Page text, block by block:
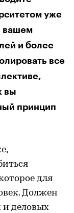
уже
вашем
и более
все
вы
принцип
для
Должен
деловых